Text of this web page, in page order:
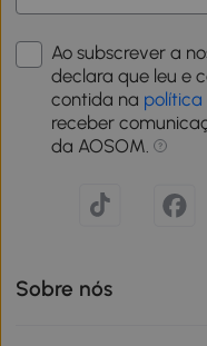
Ao subscrever a
declara que leu e
contida na
receber
da AOSOM.
Sobre nós